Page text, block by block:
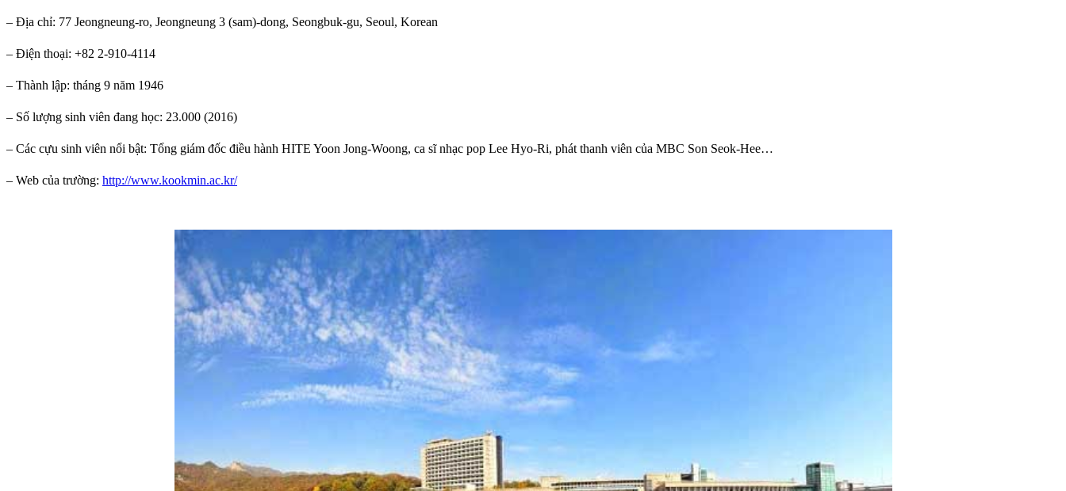
– Địa chỉ: 77 Jeongneung-ro, Jeongneung 3 (sam)-dong, Seongbuk-gu, Seoul, Korean
– Điện thoại: +82 2-910-4114
– Thành lập: tháng 9 năm 1946
– Số lượng sinh viên đang học: 23.000 (2016)
– Các cựu sinh viên nổi bật: Tổng giám đốc điều hành HITE Yoon Jong-Woong, ca sĩ nhạc pop Lee Hyo-Ri, phát thanh viên của MBC Son Seok-Hee…
– Web của trường: http://www.kookmin.ac.kr/